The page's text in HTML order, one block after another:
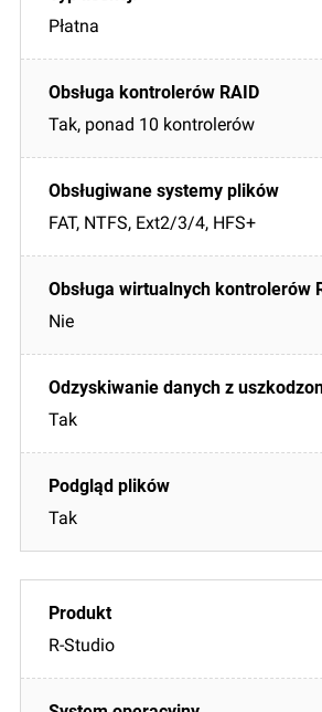
Płatna
Tak, ponad 10 kontrolerów
FAT, NTFS, Ext2/3/4, HFS+
Nie
Tak
Tak
R-Studio